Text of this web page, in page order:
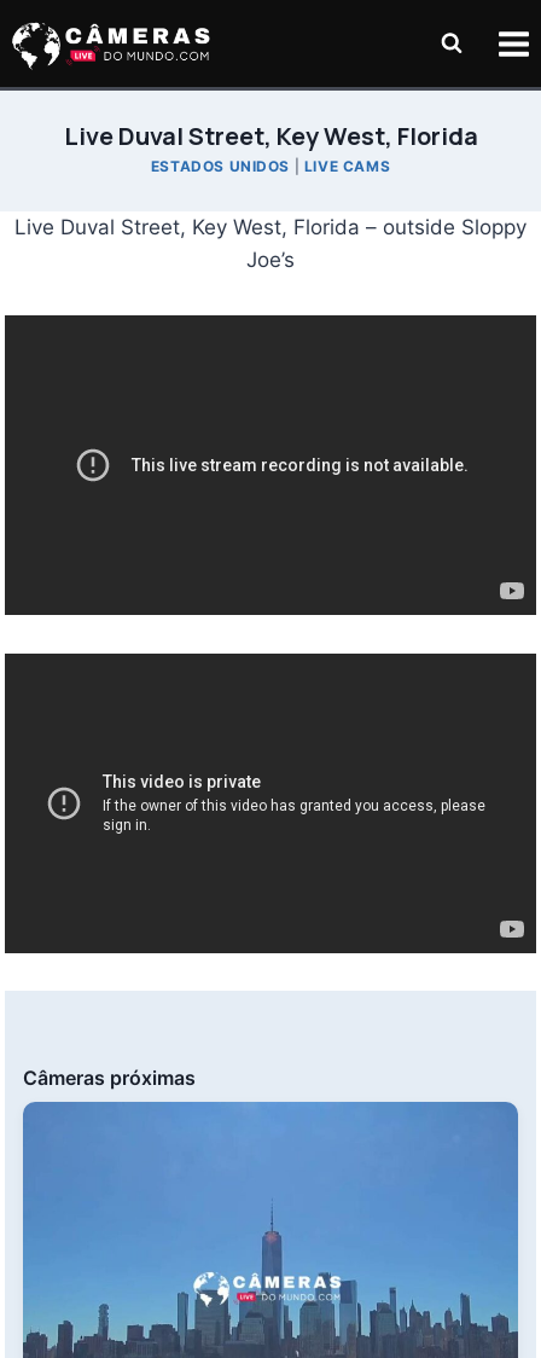
para
Live Duval Street, Key West, Florida
ESTADOS UNIDOS LIVE CAMS
Live Duval Street, Key West, Florida – outside Sloppy
Joe’s
Câmeras próximas